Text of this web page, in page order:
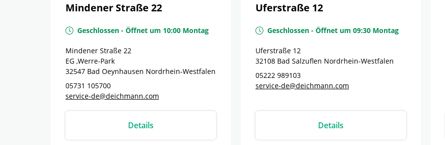
Mindener Straße 22
Geschlossen - Öffnet um 10:00 Montag
Mindener Straße 22
EG ,Werre-Park
32547 Bad Oeynhausen Nordrhein-Westfalen
05731 105700
service-de@deichmann.com
Details
Uferstraße 12
Geschlossen - Öffnet um 09:30 Montag
Uferstraße 12
32108 Bad Salzuflen Nordrhein-Westfalen
05222 989103
service-de@deichmann.com
Details